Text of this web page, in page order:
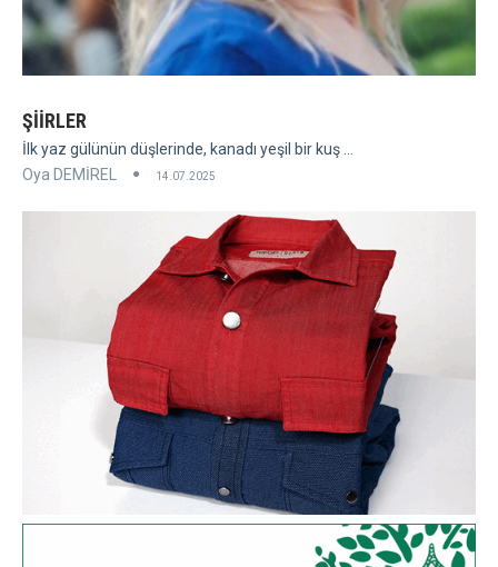
ŞİİRLER
İlk yaz gülünün düşlerinde, kanadı yeşil bir kuş ...
Oya DEMİREL
14.07.2025